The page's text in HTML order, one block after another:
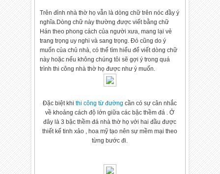
Trên đỉnh nhà thờ họ vẫn là dòng chữ trên nóc đầy ý
nghĩa.Dòng chữ này thường được viết bằng chữ
Hán theo phong cách của người xưa, mang lại vẻ
trang trọng uy nghi và sang trọng. Đó cũng do ý
muốn của chủ nhà, có thể tìm hiểu để viết dòng chữ
này hoặc nếu không chúng tôi sẽ gợi ý trong quá
trình thi công nhà thờ họ được như ý muốn.
Đặc biệt khithi công từ đường cần có sự cân nhắc
về khoảng cách độ lớn giữa các bậc thềm đá . Ở
đây là 3 bậc thềm đá nhà thờ họ với hai đầu được
thiết kế tinh xảo , hoa mỹ tạo nên sự mềm mại theo
từng bước đi.